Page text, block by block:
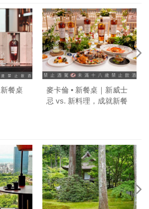
新餐桌
麥卡倫 • 新餐桌｜新威士
忌 vs. 新料理，成就新餐